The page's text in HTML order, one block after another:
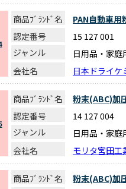
商品ﾌﾞﾗﾝﾄﾞ名
PAN自動車
認定番号
15 127 001
ジャンル
日用品・家庭
会社名
日本ドライ
商品ﾌﾞﾗﾝﾄﾞ名
粉末(ABC)加
認定番号
14 127 004
ジャンル
日用品・家庭
会社名
モリタ宮田工
商品ﾌﾞﾗﾝﾄﾞ名
粉末(ABC)加